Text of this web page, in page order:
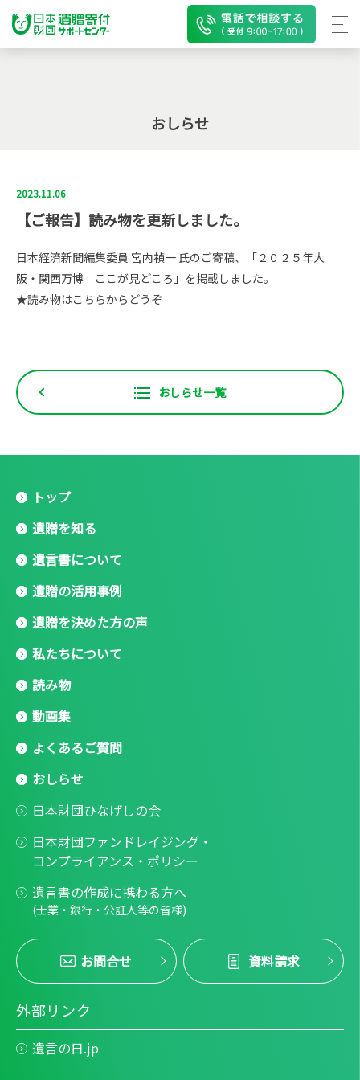
おしらせ
2023.11.06
【ご報告】読み物を更新しました。
日本経済新聞編集委員 宮内禎一 氏のご寄稿、「２０２５年大
阪・関西万博 ここが見どころ」を掲載しました。
★読み物はこちらからどうぞ
おしらせ一覧
トップ
遺贈を知る
遺言書について
遺贈の活用事例
遺贈を決めた方の声
私たちについて
読み物
動画集
よくあるご質問
おしらせ
日本財団ひなげしの会
日本財団ファンドレイジング・
コンプライアンス・ポリシー
遺言書の作成に携わる方へ
(士業・銀行・公証人等の皆様)
お問合せ 資料請求
外部リンク
遺言の日.jp